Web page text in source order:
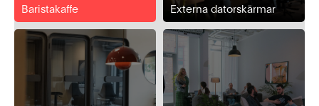
Baristakaffe Externa datorskärmar